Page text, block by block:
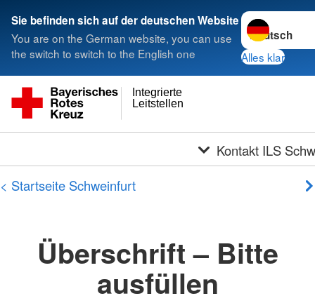
Sie befinden sich auf der deutschen Website
You are on the German website, you can use
the switch to switch to the English one
Sprache
Alles klar
Leitstellen
Integrierte
Kontakt ILS
< Startseite Schweinfurt
Überschrift – Bitte
ausfüllen